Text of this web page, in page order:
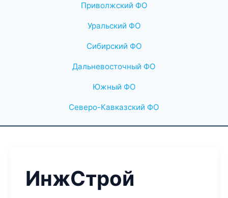
Приволжский ФО
Уральский ФО
Сибирский ФО
Дальневосточный ФО
Южный ФО
Северо-Кавказский ФО
ИнжСтрой